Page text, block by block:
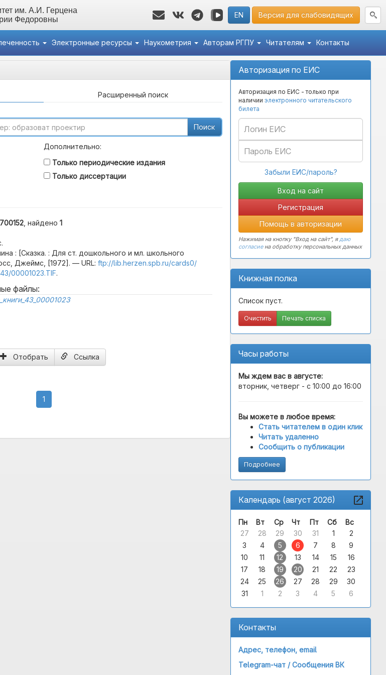
им. А.И. Герцена
Федоровны
EN Версия для слабовидящих
Электронные ресурсы Наукометрия Авторам РГПУ Читателям Контакты
Авторизация по ЕИС
Авторизация по ЕИС - только при
наличии электронного читательского
билета
Забыли ЕИС/пароль?
Регистрация
Помощь в авторизации
Нажимая на кнопку "Вход на сайт", ядаю
согласиена обработку персональных данных
Книжная полка
Список пуст.
Очистить Печать списка
Часы работы
Мы ждем вас в августе:
вторник, четверг - с 10:00 до 16:00
Вы можете в любое время:
Стать читателем в один клик
Читать удаленно
Сообщить о публикации
Подробнее
Календарь (август 2026)
Пн Вт Ср Чт Пт Сб
Вс
27
28 29 30 31 1
2
3
4 5 6 7 8
9
10
11 12 13 14 15
16
17
18 19 20 21 22
23
24
25 26 27 28 29
30
31
1 2 3 4 5 6
Контакты
Адрес, телефон, email
Telegram-чат /Сообщения ВК
Расширенный поиск
Поиск
Дополнительно:
Только периодические издания
Только диссертации
, найдено 1
: [Сказка. : Для ст. дошкольного и мл. школьного
Джеймс, [1972]. — URL: ftp://lib.herzen.spb.ru/cards0/
00001023.TIF.
файлы:
Отобрать Ссылка
1(current)